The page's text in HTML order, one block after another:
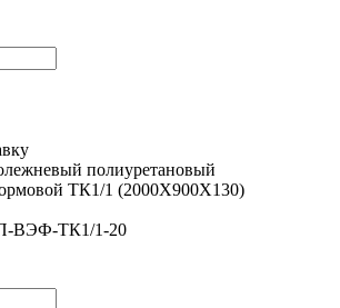
полиуретановый
ТК1/1 (2000Х900Х130)
ТК1/1-20